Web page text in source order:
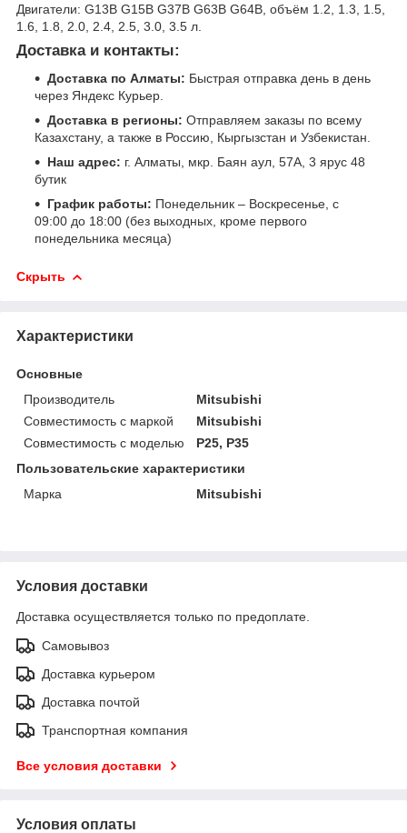
Двигатели: G13B G15B G37B G63B G64B, объём 1.2, 1.3, 1.5,
1.6, 1.8, 2.0, 2.4, 2.5, 3.0, 3.5 л.
Доставка и контакты:
Доставка по Алматы: Быстрая отправка день в день
через Яндекс Курьер.
Доставка в регионы: Отправляем заказы по всему
Казахстану, а также в Россию, Кыргызстан и Узбекистан.
Наш адрес: г. Алматы, мкр. Баян аул, 57А, 3 ярус 48
бутик
График работы: Понедельник – Воскресенье, с
09:00 до 18:00 (без выходных, кроме первого
понедельника месяца)
Скрыть
Характеристики
Основные
Производитель
Mitsubishi
Совместимость с маркой
Mitsubishi
Совместимость с моделью
P25, P35
Пользовательские характеристики
Марка
Mitsubishi
Условия доставки
Доставка осуществляется только по предоплате.
Самовывоз
Доставка курьером
Доставка почтой
Транспортная компания
Все условия доставки
Условия оплаты